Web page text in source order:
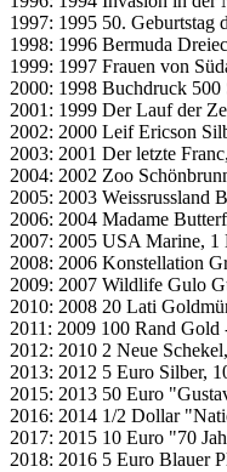
1997: 1995 50.
1998: 1996 Bermuda
1999: 1997 Frauen von
2000: 1998 Buchdruck
2001: 1999 Der Lauf der
2002: 2000 Leif Ericson
2003: 2001 Der letzte
2004: 2002 Zoo
2005: 2003 Weissrussland
2006: 2004 Madame
2007: 2005 USA Marine,
2008: 2006 Konstellation
2009: 2007 Wildlife Gulo
2010: 2008 20 Lati
2011: 2009 100 Rand
2012: 2010 2 Neue
2013: 2012 5 Euro Silber,
2015: 2013 50 Euro
2016: 2014 1/2 Dollar
2017: 2015 10 Euro "70
2018: 2016 5 Euro Blauer